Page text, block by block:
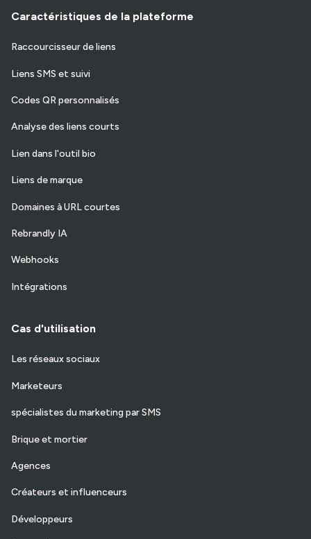
Caractéristiques de la plateforme
Raccourcisseur de liens
Liens SMS et suivi
Codes QR personnalisés
Analyse des liens courts
Lien dans l'outil bio
Liens de marque
Domaines à URL courtes
Rebrandly IA
Webhooks
Intégrations
Cas d'utilisation
Les réseaux sociaux
Marketeurs
spécialistes du marketing par SMS
Brique et mortier
Agences
Créateurs et influenceurs
Développeurs